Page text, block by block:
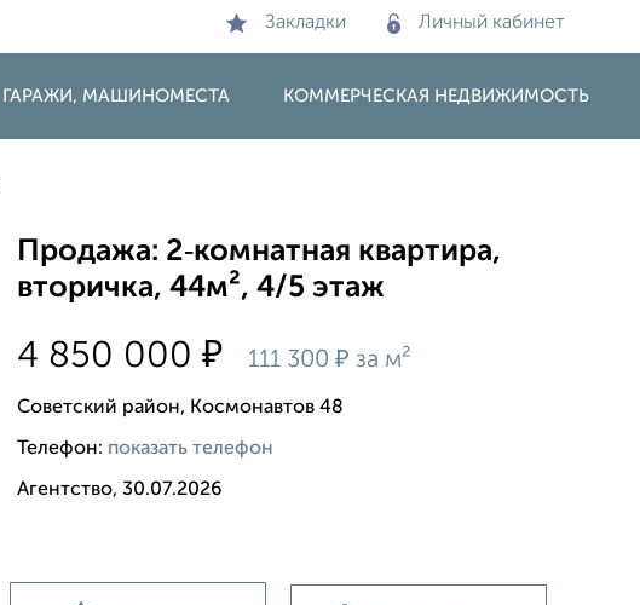
Закладки Личный кабинет
ГАРАЖИ, МАШИНОМЕСТА КОММЕРЧЕСКАЯ НЕДВИЖИМОСТЬ
Продажа: 2‑комнатная квартира,
вторичка, 44м², 4/5 этаж
4 850 000₽ 111 300₽ за м²
Советский район, Космонавтов 48
Телефон: показать телефон
Агентство, 30.07.2026